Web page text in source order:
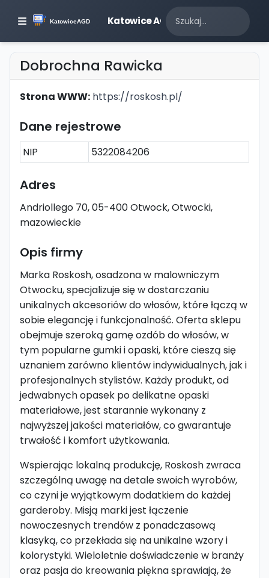
Katowice AGD
Dobrochna Rawicka
Strona WWW: https://roskosh.pl/
Dane rejestrowe
NIP 5322084206
Adres
Andriollego 70, 05-400 Otwock, Otwocki,
mazowieckie
Opis firmy
Marka Roskosh, osadzona w malowniczym
Otwocku, specjalizuje się w dostarczaniu
unikalnych akcesoriów do włosów, które łączą w
sobie elegancję i funkcjonalność. Oferta sklepu
obejmuje szeroką gamę ozdób do włosów, w
tym popularne gumki i opaski, które cieszą się
uznaniem zarówno klientów indywidualnych, jak i
profesjonalnych stylistów. Każdy produkt, od
jedwabnych opasek po delikatne opaski
materiałowe, jest starannie wykonany z
najwyższej jakości materiałów, co gwarantuje
trwałość i komfort użytkowania.
Wspierając lokalną produkcję, Roskosh zwraca
szczególną uwagę na detale swoich wyrobów,
co czyni je wyjątkowym dodatkiem do każdej
garderoby. Misją marki jest łączenie
nowoczesnych trendów z ponadczasową
klasyką, co przekłada się na unikalne wzory i
kolorystyki. Wieloletnie doświadczenie w branży
oraz pasja do kreowania piękna sprawiają, że